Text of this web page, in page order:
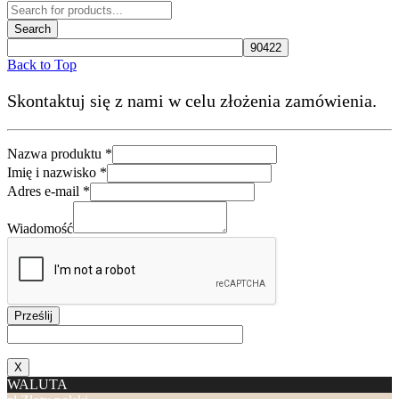
Back to Top
Skontaktuj się z nami w celu złożenia zamówienia.
produktu
Nazwa
nazwisko
Nazwa produktu *
Imię i nazwisko *
Adres e-mail *
Wiadomość
Prześlij
X
WALUTA